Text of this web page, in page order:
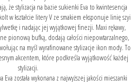
że stylizacja na bazie sukienki Eva to kwintesencja
w kształcie litery V ze smakiem eksponuje linię szyi
i nadając jej wyjątkowej finezji. Maxi rękawy,
pionową bufką, dodają całości niepowtarzalnego,
na myśl wyrafinowane stylizacje ikon mody. To
akcentem, które podkreśla wyjątkowość każdej
stylizacji.
została wykonana z najwyższej jakości mieszanki